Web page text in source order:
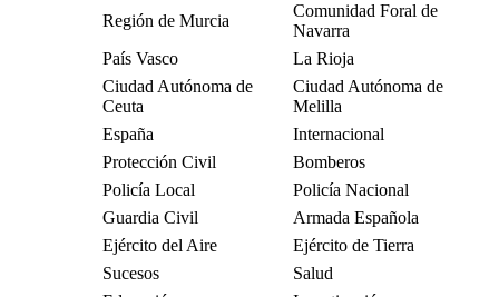
Región de Murcia
Comunidad Foral de
Navarra
País Vasco
La Rioja
Ciudad Autónoma de
Ceuta
Ciudad Autónoma de
Melilla
España
Internacional
Protección Civil
Bomberos
Policía Local
Policía Nacional
Guardia Civil
Armada Española
Ejército del Aire
Ejército de Tierra
Sucesos
Salud